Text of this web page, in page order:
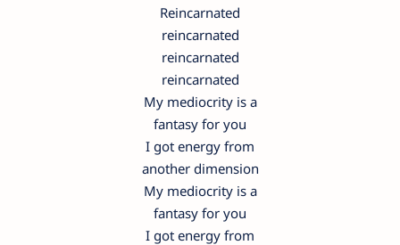
Reincarnated
reincarnated
reincarnated
reincarnated
My mediocrity is a
fantasy for you
I got energy from
another dimension
My mediocrity is a
fantasy for you
I got energy from